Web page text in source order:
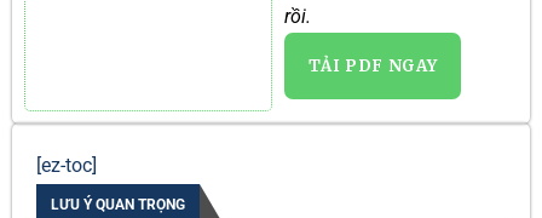
rồi.
TẢI PDF NGAY
[ez-toc]
LƯU Ý QUAN TRỌNG